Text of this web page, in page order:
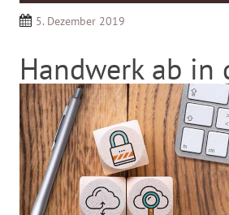
5. Dezember 2019
Handwerk ab in